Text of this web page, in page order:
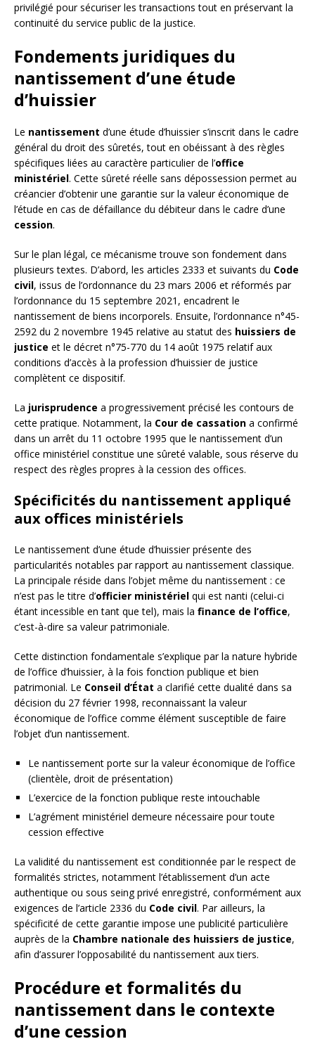
privilégié pour sécuriser les transactions tout en préservant la
continuité du service public de la justice.
Fondements juridiques du
nantissement d’une étude
d’huissier
Le nantissement d’une étude d’huissier s’inscrit dans le cadre
général du droit des sûretés, tout en obéissant à des règles
spécifiques liées au caractère particulier de l’office
ministériel. Cette sûreté réelle sans dépossession permet au
créancier d’obtenir une garantie sur la valeur économique de
l’étude en cas de défaillance du débiteur dans le cadre d’une
cession.
Sur le plan légal, ce mécanisme trouve son fondement dans
plusieurs textes. D’abord, les articles 2333 et suivants du Code
civil, issus de l’ordonnance du 23 mars 2006 et réformés par
l’ordonnance du 15 septembre 2021, encadrent le
nantissement de biens incorporels. Ensuite, l’ordonnance n°45-
2592 du 2 novembre 1945 relative au statut des huissiers de
justice et le décret n°75-770 du 14 août 1975 relatif aux
conditions d’accès à la profession d’huissier de justice
complètent ce dispositif.
La jurisprudence a progressivement précisé les contours de
cette pratique. Notamment, la Cour de cassation a confirmé
dans un arrêt du 11 octobre 1995 que le nantissement d’un
office ministériel constitue une sûreté valable, sous réserve du
respect des règles propres à la cession des offices.
Spécificités du nantissement appliqué
aux offices ministériels
Le nantissement d’une étude d’huissier présente des
particularités notables par rapport au nantissement classique.
La principale réside dans l’objet même du nantissement : ce
n’est pas le titre d’officier ministériel qui est nanti (celui-ci
étant incessible en tant que tel), mais la finance de l’office,
c’est-à-dire sa valeur patrimoniale.
Cette distinction fondamentale s’explique par la nature hybride
de l’office d’huissier, à la fois fonction publique et bien
patrimonial. Le Conseil d’État a clarifié cette dualité dans sa
décision du 27 février 1998, reconnaissant la valeur
économique de l’office comme élément susceptible de faire
l’objet d’un nantissement.
Le nantissement porte sur la valeur économique de l’office
(clientèle, droit de présentation)
L’exercice de la fonction publique reste intouchable
L’agrément ministériel demeure nécessaire pour toute
cession effective
La validité du nantissement est conditionnée par le respect de
formalités strictes, notamment l’établissement d’un acte
authentique ou sous seing privé enregistré, conformément aux
exigences de l’article 2336 du Code civil. Par ailleurs, la
spécificité de cette garantie impose une publicité particulière
auprès de la Chambre nationale des huissiers de justice,
afin d’assurer l’opposabilité du nantissement aux tiers.
Procédure et formalités du
nantissement dans le contexte
d’une cession